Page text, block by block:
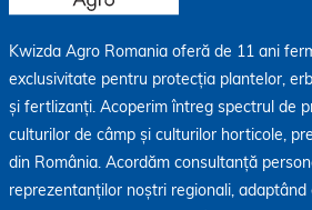
Kwizda Agro Romania oferă de 11 ani
exclusivitate pentru protecția plantelor,
și fertlizanți. Acoperim întreg spectrul de
culturilor de câmp și culturilor horticole,
din România. Acordăm consultanță
reprezentanților noștri regionali,